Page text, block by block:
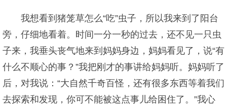
我想看到猪笼草怎么“吃”虫子，所以我来到了阳台
旁，仔细地看着。时间一分一秒的过去，还不见一只虫
子来，我垂头丧气地来到妈妈身边，妈妈看见了，说“有
什么不顺心的事？”我把刚才的事讲给妈妈听。妈妈听了
后，对我说：“大自然千奇百怪，还有很多东西等着我们
去探索和发现，你可不能被这点事儿给困住了。”我心